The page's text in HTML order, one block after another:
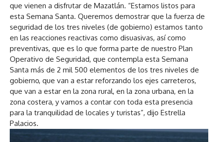
que vienen a disfrutar de Mazatlán. “Estamos listos para
esta Semana Santa. Queremos demostrar que la fuerza de
seguridad de los tres niveles (de gobierno) estamos tanto
en las reacciones reactivas como disuasivas, así como
preventivas, que es lo que forma parte de nuestro Plan
Operativo de Seguridad, que contempla esta Semana
Santa más de 2 mil 500 elementos de los tres niveles de
gobierno, que van a estar reforzando los ejes carreteros,
que van a estar en la zona rural, en la zona urbana, en la
zona costera, y vamos a contar con toda esta presencia
para la tranquilidad de locales y turistas”, dijo Estrella
Palacios.